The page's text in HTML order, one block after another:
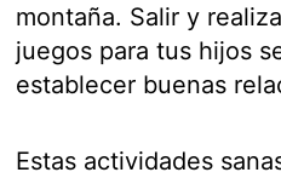
montaña. Salir y
juegos para tus hijos
establecer buenas
Estas actividades